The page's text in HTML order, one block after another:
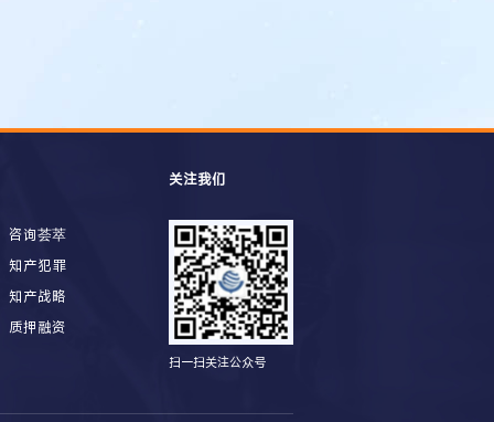
咨询荟萃
知产犯罪
知产战略
质押融资
关注我们
扫一扫关注公众号